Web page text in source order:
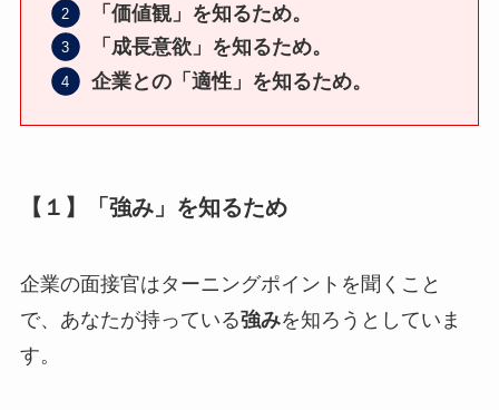
「価値観」を知るため。
「成長意欲」を知るため。
企業との「適性」を知るため。
【１】「強み」を知るため
企業の面接官はターニングポイントを聞くこと
で、あなたが持っている強みを知ろうとしていま
す。